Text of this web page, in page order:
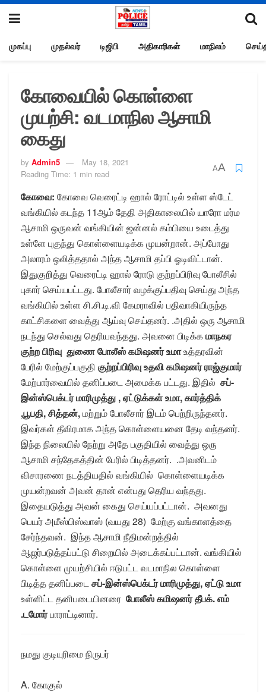
முகப்பு முதல்வர் டிஜிபி அதிகாரிகள் மாநிலம்
கோவையில் கொள்ளை
முயற்சி: வடமாநில ஆசாமி
கைது
by Admin5
May 18, 2021
Reading Time: 1 min read
AA
கோவை: கோவை வெரைட்டி ஹால் ரோட்டில் உள்ள ஸ்டேட்
வங்கியில் கடந்த 11ஆம் தேதி அதிகாலையில் யாரோ மர்ம
ஆசாமி ஒருவன் வங்கியின் ஜன்னல் கம்பியை உடைத்து
உள்ளே புகுந்து கொள்ளையடிக்க முயன்றான். அப்போது
அலாரம் ஒலித்ததால் அந்த ஆசாமி தப்பி ஓடிவிட்டான்.
இதுகுறித்து வெரைட்டி ஹால் ரோடு குற்றப்பிரிவு போலீசில்
புகார் செய்யபட்டது. போலீசார் வழக்குப்பதிவு செய்து அந்த
வங்கியில் உள்ள சி.சி.டி.வி கேமராவில் பதிவாகியிருந்த
காட்சிகளை வைத்து ஆய்வு செய்தனர். .அதில் ஒரு ஆசாமி
நடந்து செல்வது தெரியவந்தது. அவனை பிடிக்கமாநகர
குற்ற பிரிவு துணை போலீஸ் கமிஷனர் உமாஉத்தரவின்
பேரில் மேற்குப்பகுதி குற்றப்பிரிவு உதவி கமிஷனர் ராஜ்குமார்
மேற்பார்வையில் தனிப்படை அமைக்க பட்டது. இதில் சப்-
இன்ஸ்பெக்டர் மாரிமுத்து , ஏட்டுக்கள் உமா, கார்த்திக்
,பூபதி, சித்தன்,மற்றும் போலீசார் இடம் பெற்றிருந்தனர்.
இவர்கள் தீவிரமாக அந்த கொள்ளையனை தேடி வந்தனர்.
இந்த நிலையில் நேற்று அதே பகுதியில் வைத்து ஒரு
ஆசாமி சந்தேகத்தின் பேரில் பிடித்தனர். .அவனிடம்
விசாரணை நடத்தியதில் வங்கியில் கொள்ளையடிக்க
முயன்றவன் அவன் தான் என்பது தெரிய வந்தது.
இதையடுத்து அவன் கைது செய்யப்பட்டான். அவனது
பெயர் அமீஸ்பிஸ்வாஸ் (வயது 28) மேற்கு வங்காளத்தை
சேர்ந்தவன். இந்த ஆசாமி நீதிமன்றத்தில்
ஆஜர்படுத்தப்பட்டு சிறையில் அடைக்கப்பட்டான். வங்கியில்
கொள்ளை முயற்சியில் ஈடுபட்ட வடமாநில கொள்ளை
பிடித்த தனிப்படைசப்-இன்ஸ்பெக்டர் மாரிமுத்து, ஏட்டு உமா
உள்ளிட்ட தனிபடையினரை போலீஸ் கமிஷனர் தீபக். எம்
.டமோர்பாராட்டினார்.
நமது குடியுரிமை நிருபர்
A. கோகுல்